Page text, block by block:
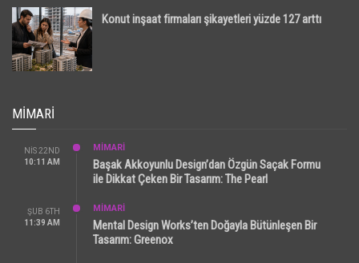
Konut inşaat firmaları şikayetleri yüzde 127 arttı
MIMARI
NIS 22ND
10:11 AM
MİMARİ
Başak Akkoyunlu Design’dan Özgün Saçak Formu
ile Dikkat Çeken Bir Tasarım: The Pearl
ŞUB 6TH
11:39 AM
MİMARİ
Mental Design Works’ten Doğayla Bütünleşen Bir
Tasarım: Greenox